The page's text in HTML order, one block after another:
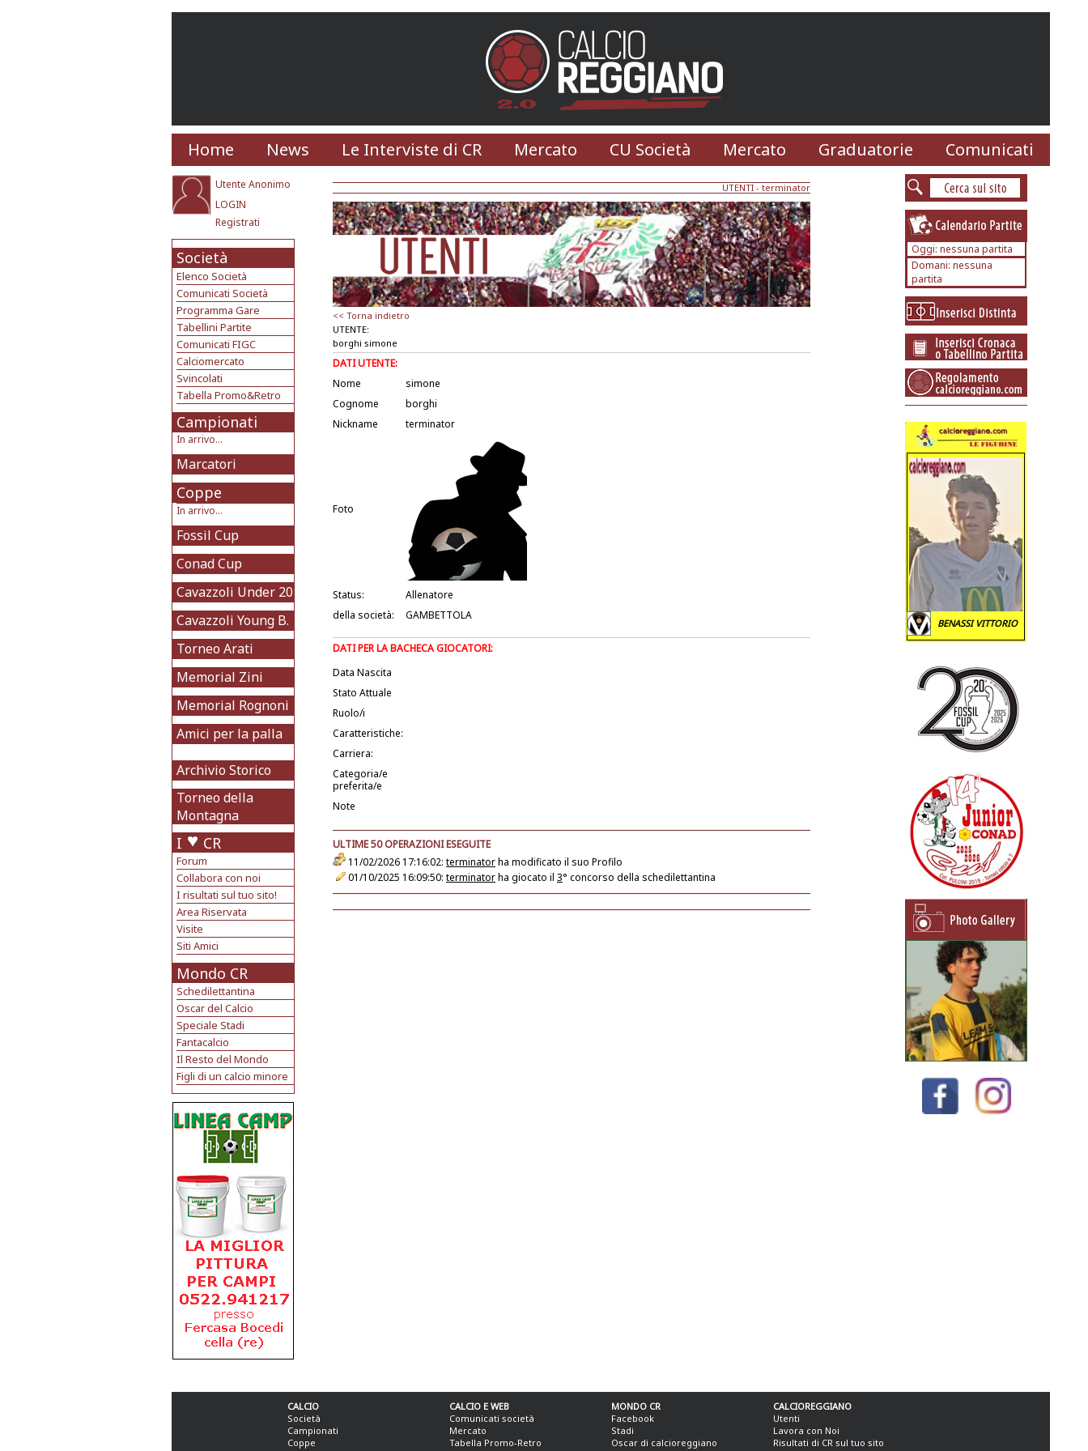
Home News Le Interviste di CR Mercato CU Società Mercato Graduatorie Comunicati
Utente Anonimo
LOGIN
Registrati
Società
Elenco Società
Comunicati Società
Programma Gare
Tabellini Partite
Comunicati FIGC
Calciomercato
Svincolati
Tabella Promo&Retro
Campionati
In arrivo...
Marcatori
Coppe
In arrivo...
Fossil Cup
Conad Cup
Cavazzoli Under 20
Cavazzoli Young B.
Torneo Arati
Memorial Zini
Memorial Rognoni
Amici per la palla
Archivio Storico
Torneo della
Montagna
I CR
Forum
Collabora con noi
I risultati sul tuo sito!
Area Riservata
Visite
Siti Amici
Mondo CR
Schedilettantina
Oscar del Calcio
Speciale Stadi
Fantacalcio
Il Resto del Mondo
Figli di un calcio minore
UTENTI - terminator
<< Torna indietro
UTENTE:
borghi simone
DATI UTENTE:
Nome
simone
Cognome
borghi
Nickname
terminator
Foto
Status:
Allenatore
della società:
GAMBETTOLA
DATI PER LA BACHECA GIOCATORI:
Data Nascita
Stato Attuale
Ruolo/i
Caratteristiche:
Carriera:
Categoria/e
preferita/e
Note
ULTIME 50 OPERAZIONI ESEGUITE
11/02/2026 17:16:02: terminatorha modificato il suo Profilo
01/10/2025 16:09:50: terminatorha giocato il 3° concorso della schedilettantina
Oggi: nessuna partita
Domani: nessuna
partita
BENASSI VITTORIO
CALCIO
Società
Campionati
Coppe
CALCIO E WEB
Comunicati società
Mercato
Tabella Promo-Retro
MONDO CR
Facebook
Stadi
Oscar di calcioreggiano
CALCIOREGGIANO
Utenti
Lavora con Noi
Risultati di CR sul tuo sito